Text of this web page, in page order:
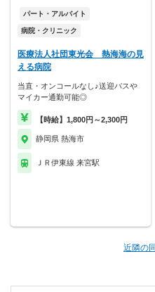
パート・アルバイト
病院・クリニック
医療法人社団東光会 熱海海の見
える病院
当直・オンコールなし♪送迎バスや
マイカー通勤可能◎
【時給】1,800円～2,300円
静岡県 熱海市
ＪＲ伊東線 来宮駅
近隣の